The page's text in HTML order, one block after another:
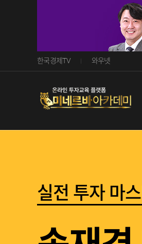
한국경제TV 와우넷
실전투자마스